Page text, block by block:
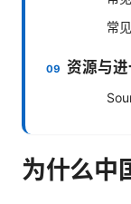
常
资源与进
为什么中